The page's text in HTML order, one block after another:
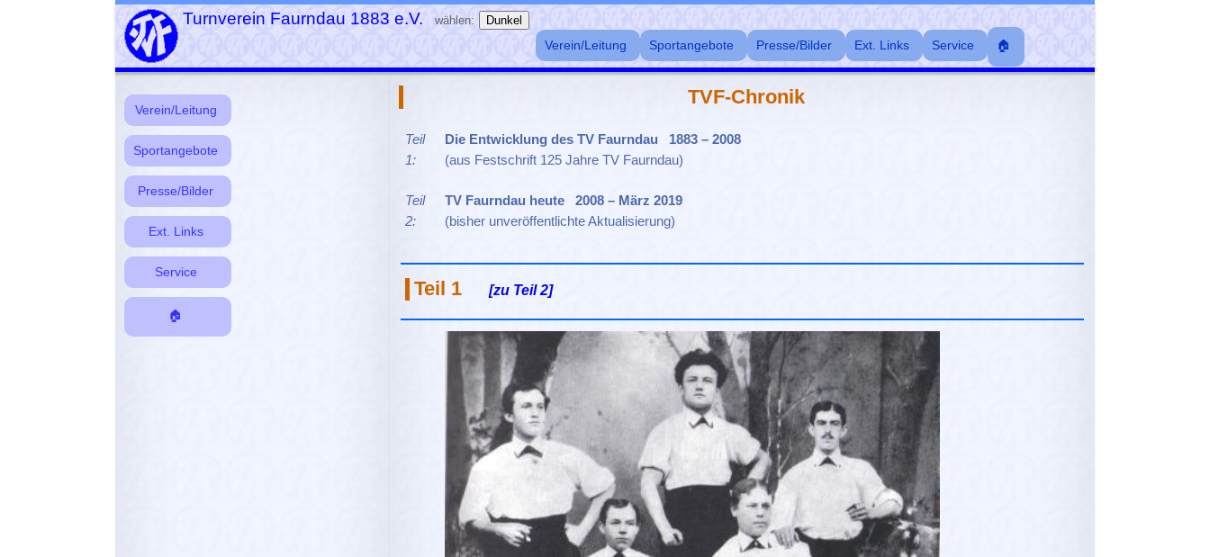
Turnverein Faurndau 1883 e.V. wählen: Dunkel
Verein/Leitung
Sportangebote
Presse/Bilder
Ext. Links
Service
🏠
TVF-Chronik
Teil
1:
Die Entwicklung des TV Faurndau 1883 – 2008
(aus Festschrift 125 Jahre TV Faurndau)
Teil
2:
TV Faurndau heute 2008 – März 2019
(bisher unveröffentlichte Aktualisierung)
Teil 1 [zu Teil 2]
Verein/Leitung Sportangebote Presse/Bilder Ext. Links Service 🏠